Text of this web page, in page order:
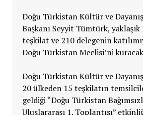
Doğu Türkistan Kültür ve
Başkanı Seyyit Tümtürk,
teşkilat ve 210 delegenin
Doğu Türkistan Meclisi’ni
Doğu Türkistan Kültür ve
20 ülkeden 15 teşkilatın
geldiği “Doğu Türkistan
Uluslararası 1. Toplantısı”